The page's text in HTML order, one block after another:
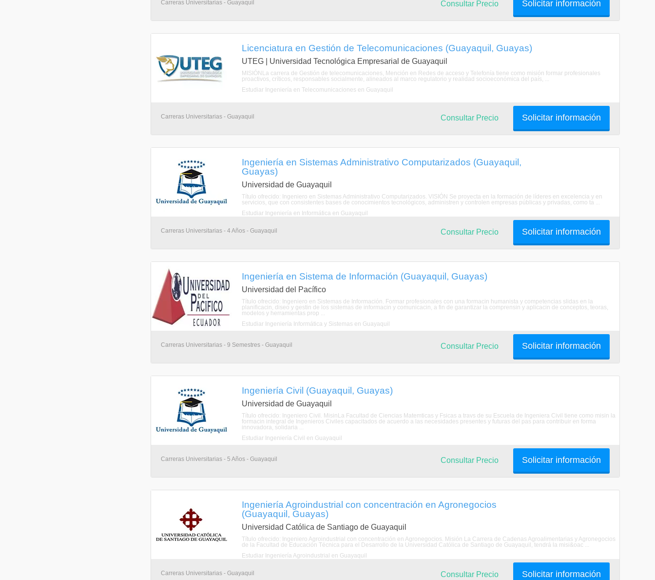
Carreras Universitarias - Guayaquil Solicitar información
Consultar Precio
Licenciatura en Gestión de Telecomunicaciones (Guayaquil, Guayas)
UTEG | Universidad Tecnológica Empresarial de Guayaquil
MISIÓNLa carrera de Gestión de telecomunicaciones, Mención en Redes de acceso y Telefonía tiene como misión formar profesionales
proactivos, críticos, responsables socialmente, alineados al marco regulatorio y realidad socioeconómica del país, ...
Estudiar Ingeniería en Telecomunicaciones en Guayaquil
Carreras Universitarias - Guayaquil Solicitar información
Consultar Precio
Ingeniería en Sistemas Administrativo Computarizados (Guayaquil,
Guayas)
Universidad de Guayaquil
Título ofrecido: Ingeniero en Sistemas Administrativo Computarizados. VISIÓN Se proyecta en la formación de líderes en excelencia y en
servicios, que con consistentes bases de conocimientos tecnológicos, administren y controlen empresas públicas y privadas, como ta ...
Estudiar Ingeniería en Informática en Guayaquil
Carreras Universitarias - 4 Años - Guayaquil Solicitar información
Consultar Precio
Ingeniería en Sistema de Información (Guayaquil, Guayas)
Universidad del Pacífico
Título ofrecido: Ingeniero en Sistemas de Información. Formar profesionales con una formacin humanista y competencias slidas en la
planificacin, diseo y gestin de los sistemas de informacin y comunicacin, a fin de garantizar la comprensin y aplicacin de conceptos, teoras,
modelos y herramientas prop ...
Estudiar Ingeniería Informática y Sistemas en Guayaquil
Carreras Universitarias - 9 Semestres - Guayaquil Solicitar información
Consultar Precio
Ingeniería Civil (Guayaquil, Guayas)
Universidad de Guayaquil
Título ofrecido: Ingeniero Civil. MisinLa Facultad de Ciencias Matemticas y Fsicas a travs de su Escuela de Ingeniera Civil tiene como misin la
formacin integral de Ingenieros Civiles capacitados de acuerdo a las necesidades presentes y futuras del pas para contribuir en forma
innovadora, solidaria ...
Estudiar Ingeniería Civil en Guayaquil
Carreras Universitarias - 5 Años - Guayaquil Solicitar información
Consultar Precio
Ingeniería Agroindustrial con concentración en Agronegocios
(Guayaquil, Guayas)
Universidad Católica de Santiago de Guayaquil
Título ofrecido: Ingeniero Agroindustrial con concentración en Agronegocios. Misión La Carrera de Cadenas Agroalimentarias y Agronegocios
de la Facultad de Educación Técnica para el Desarrollo de la Universidad Católica de Santiago de Guayaquil, tendrá la misi&oac ...
Estudiar Ingeniería Agroindustrial en Guayaquil
Carreras Universitarias - Guayaquil Solicitar información
Consultar Precio